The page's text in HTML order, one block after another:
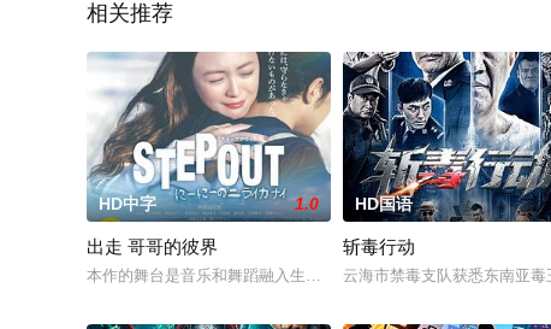
相关推荐
HD中字 1.0
出走 哥哥的彼界
本作的舞台是音乐和舞蹈融入生活的冲绳。与母亲朱音、妹妹舞一
HD国语
斩毒行动
云海市禁毒支队获悉东南亚毒